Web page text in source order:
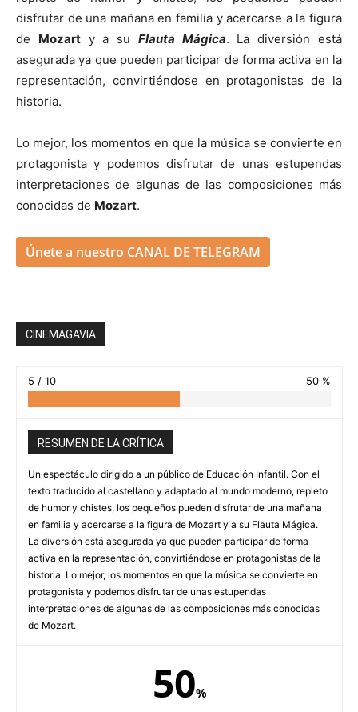
disfrutar de una mañana en familia y acercarse a la figura
de Mozarty a su Flauta Mágica. La diversión está
asegurada ya que pueden participar de forma activa en la
representación, convirtiéndose en protagonistas de la
historia.
Lo mejor, los momentos en que la música se convierte en
protagonista y podemos disfrutar de unas estupendas
interpretaciones de algunas de las composiciones más
conocidas de Mozart.
Únete a nuestro CANAL DE TELEGRAM
CINEMAGAVIA
5 / 10 50 %
RESUMEN DE LA CRÍTICA
Un espectáculo dirigido a un público de Educación Infantil. Con el
texto traducido al castellano y adaptado al mundo moderno, repleto
de humor y chistes, los pequeños pueden disfrutar de una mañana
en familia y acercarse a la figura de Mozart y a su Flauta Mágica.
La diversión está asegurada ya que pueden participar de forma
activa en la representación, convirtiéndose en protagonistas de la
historia. Lo mejor, los momentos en que la música se convierte en
protagonista y podemos disfrutar de unas estupendas
interpretaciones de algunas de las composiciones más conocidas
de Mozart.
50%